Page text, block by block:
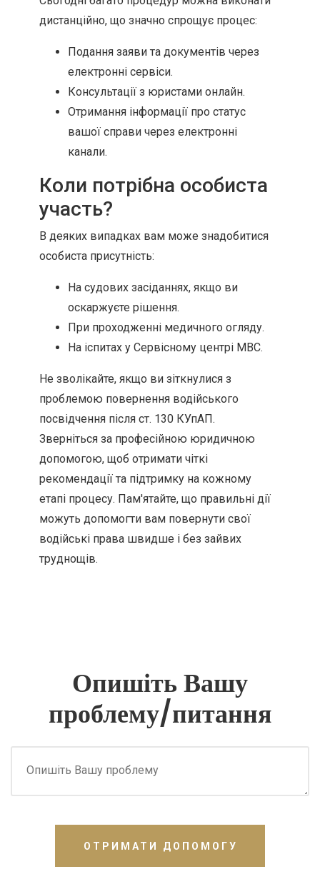
дистанційно, що значно спрощує процес:
Подання заяви та документів через
електронні сервіси.
Консультації з юристами онлайн.
Отримання інформації про статус
вашої справи через електронні
канали.
Коли потрібна особиста
участь?
В деяких випадках вам може знадобитися
особиста присутність:
На судових засіданнях, якщо ви
оскаржуєте рішення.
При проходженні медичного огляду.
На іспитах у Сервісному центрі МВС.
Не зволікайте, якщо ви зіткнулися з
проблемою повернення водійського
посвідчення після ст. 130 КУпАП.
Зверніться за професійною юридичною
допомогою, щоб отримати чіткі
рекомендації та підтримку на кожному
етапі процесу. Пам'ятайте, що правильні дії
можуть допомогти вам повернути свої
водійські права швидше і без зайвих
труднощів.
Опишіть Вашу
проблему/питання
ОТРИМАТИ ДОПОМОГУ